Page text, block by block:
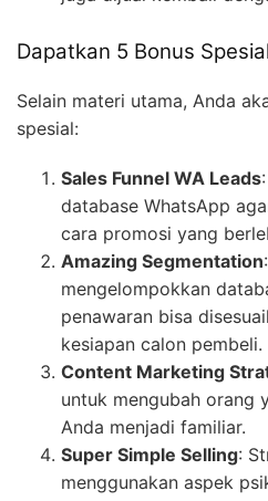
Dapatkan 5 Bonus Spesial
Selain materi utama, Anda
spesial:
Sales Funnel WA Leads
database WhatsApp
cara promosi yang
Amazing Segmentation
mengelompokkan
penawaran bisa
kesiapan calon pembeli.
Content Marketing
untuk mengubah orang
Anda menjadi familiar.
Super Simple Selling:
menggunakan aspek